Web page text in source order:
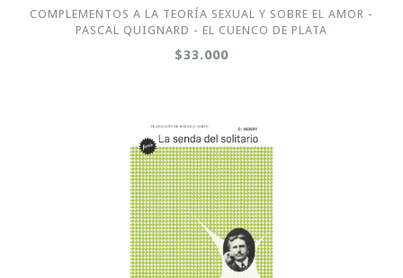
COMPLEMENTOS A LA TEORÍA SEXUAL Y SOBRE EL AMOR -
PASCAL QUIGNARD - EL CUENCO DE PLATA
$33.000